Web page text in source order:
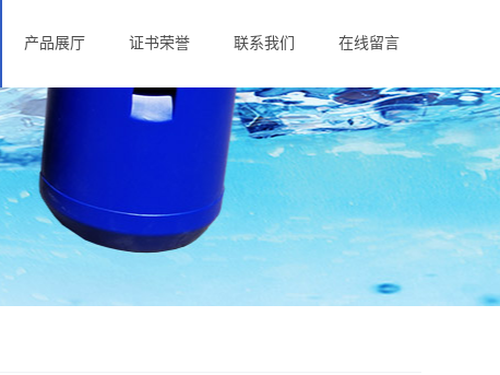
产品展厅 证书荣誉 联系我们 在线留言